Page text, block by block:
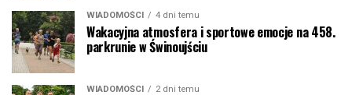
WIADOMOŚCI 4 dni temu
Wakacyjna atmosfera i sportowe emocje na 458.
parkrunie w Świnoujściu
WIADOMOŚCI 2 dni temu